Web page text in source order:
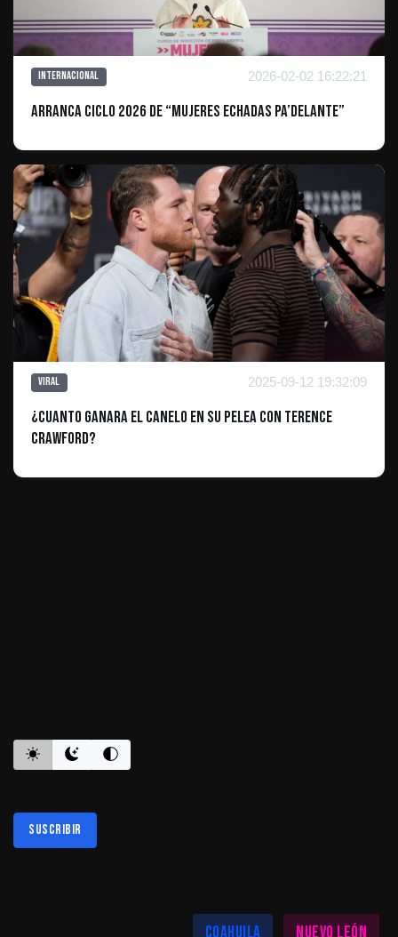
Internacional 2026-02-02 16:22:21
Arranca ciclo 2026 de “Mujeres Echadas Pa’Delante”
Viral 2025-09-12 19:32:09
¿CUANTO GANARA EL CANELO EN SU PELEA CON tERENCE
cRAWFORD?
Suscribir